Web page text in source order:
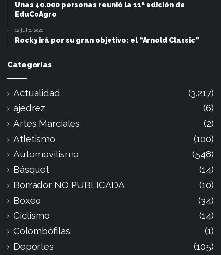
Unas 40.000 personas reunió la 11ª edición de
EduCoAgro
12 julio, 2020
Rocky irá por su gran objetivo: el “Arnold Classic”
Categorías
Actualidad
(3.217)
ajedrez
(6)
Artes Marciales
(2)
Atletismo
(100)
Automovilismo
(548)
Básquet
(14)
Borrador NO PUBLICADA
(10)
Boxeo
(34)
Ciclismo
(14)
Colombófilas
(1)
Deportes
(105)